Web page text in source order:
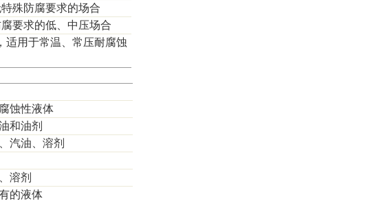
殊防腐要求的场合
要求的低、中压场合
适用于常温、常压耐腐蚀
蚀性液体
和油剂
汽油、溶剂
溶剂
的液体